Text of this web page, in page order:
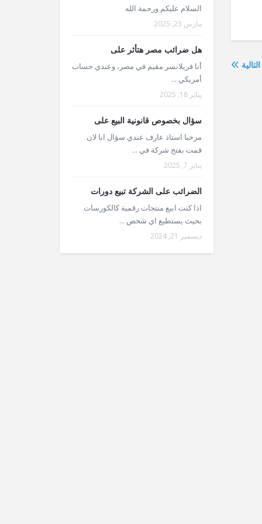
السلام عليكم ورحمة الله
مارس 23, 2025
هل ضرائب مصر هتأثر على
أنا فريلانسر مقيم في مصر، وعندي حساب
أمريكي ...
يناير 18, 2025
سؤال بخصوص قانونية البيع على
مرحبا استاذ عارف عندي سؤال انا لان
قمت بفتح شركة في ...
يناير 7, 2025
الضرائب على الشركة تبيع دورات
اذا كنت ابيع منتجات رقمية كالكورسات
بحيث يستطيع اي شخص ...
ديسمبر 21, 2024